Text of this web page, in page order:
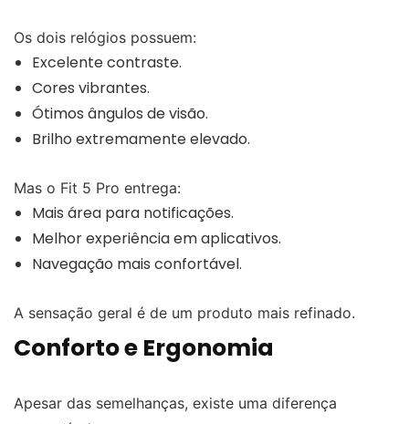
Os dois relógios possuem:
Excelente contraste.
Cores vibrantes.
Ótimos ângulos de visão.
Brilho extremamente elevado.
Mas o Fit 5 Pro entrega:
Mais área para notificações.
Melhor experiência em aplicativos.
Navegação mais confortável.
A sensação geral é de um produto mais refinado.
Conforto e Ergonomia
Apesar das semelhanças, existe uma diferença